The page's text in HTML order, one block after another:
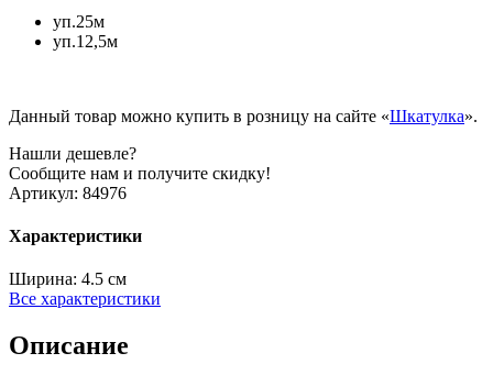
уп.25м
уп.12,5м
Данный товар можно купить в розницу на сайте «Шкатулка».
Нашли дешевле?
Сообщите нам и получите скидку!
Артикул: 84976
Характеристики
Ширина: 4.5 см
Все характеристики
Описание